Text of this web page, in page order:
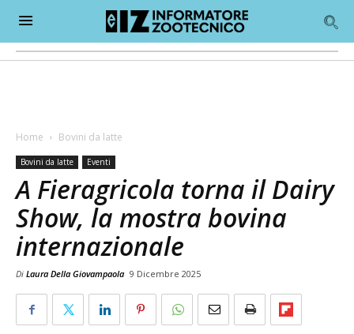
Home Bovini da latte
Bovini da latte Eventi
A Fieragricola torna il Dairy
Show, la mostra bovina
internazionale
Di Laura Della Giovampaola 9 Dicembre 2025